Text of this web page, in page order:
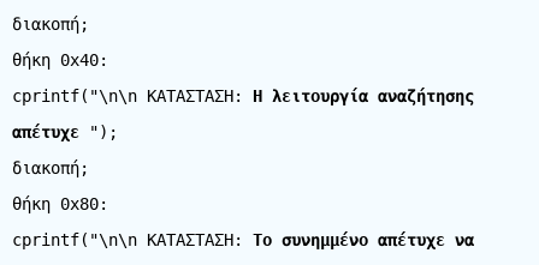
διακοπή;
θήκη 0x40:
cprintf("\n\n ΚΑΤΑΣΤΑΣΗ: Η λειτουργία αναζήτησης
απέτυχε ");
διακοπή;
θήκη 0x80:
cprintf("\n\n ΚΑΤΑΣΤΑΣΗ: Το συνημμένο απέτυχε να